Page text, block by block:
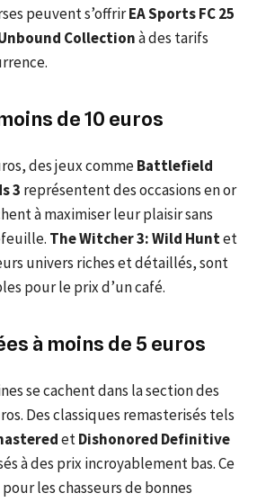
peuvent s’offrirEA Sports FC 25
Collectionà des tarifs
de 10 euros
des jeux commeBattlefield
3 représentent des occasions en or
à maximiser leur plaisir sans
The Witcher 3: Wild Huntet
univers riches et détaillés, sont
pour le prix d’un café.
à moins de 5 euros
se cachent dans la section des
Des classiques remasterisés tels
etDishonored Definitive
à des prix incroyablement bas. Ce
les chasseurs de bonnes